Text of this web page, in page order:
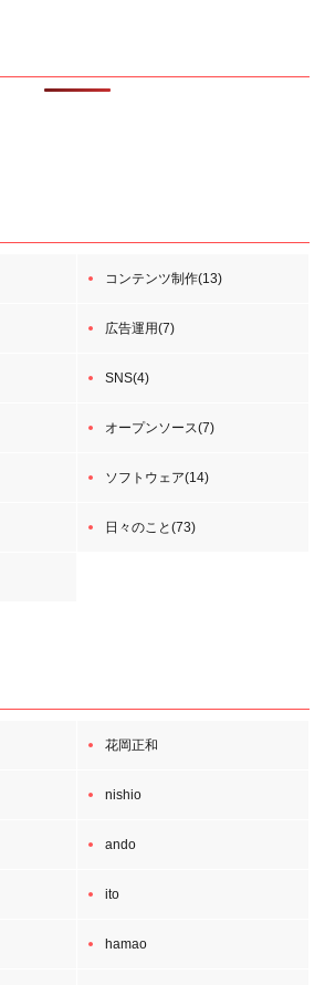
コンテンツ制作(13)
広告運用(7)
SNS(4)
オープンソース(7)
ソフトウェア(14)
日々のこと(73)
花岡正和
nishio
ando
ito
hamao